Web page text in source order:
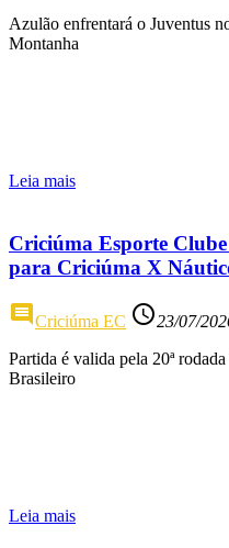
Azulão enfrentará o Juventus
Montanha
Leia mais
Criciúma Esporte
para Criciúma X
commentCriciúma EC access_time23/07/
Partida é valida pela 20ª
Brasileiro
Leia mais